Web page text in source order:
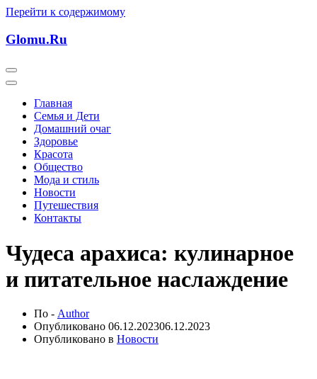
Перейти к содержимому
Glomu.Ru
Главная
Семья и Дети
Домашний очаг
Здоровье
Красота
Общество
Мода и стиль
Новости
Путешествия
Контакты
Чудеса арахиса: кулинарное
и питательное наслаждение
По - Author
Опубликовано 06.12.202306.12.2023
Опубликовано в Новости